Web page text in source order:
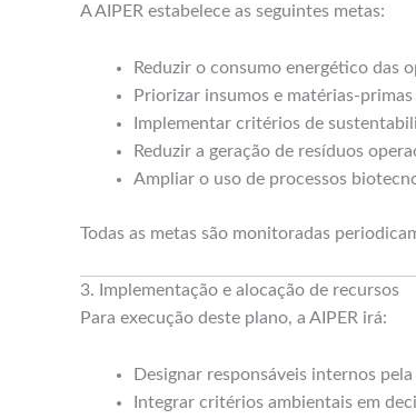
A AIPER estabelece as seguintes metas:
Reduzir o consumo energético das
Priorizar insumos e matérias-
Implementar critérios de
Reduzir a geração de resíduos
Ampliar o uso de processos
Todas as metas são monitoradas
3. Implementação e alocação de recursos
Para execução deste plano, a AIPER irá:
Designar responsáveis internos
Integrar critérios ambientais em